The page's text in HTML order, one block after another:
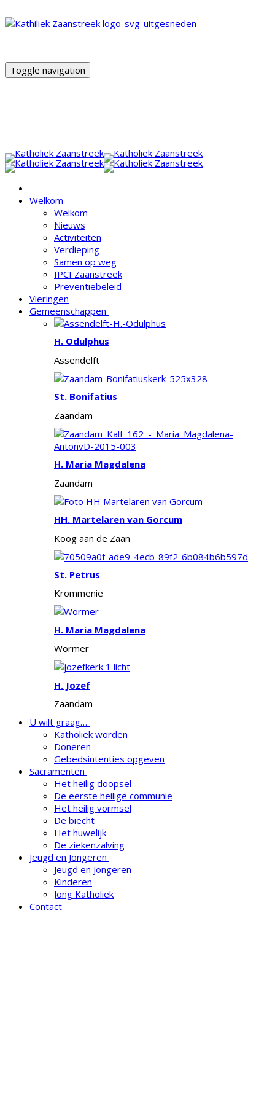
Toggle navigation
Welkom
Welkom
Nieuws
Activiteiten
Verdieping
Samen op weg
IPCI Zaanstreek
Preventiebeleid
Vieringen
Gemeenschappen
H. Odulphus
Assendelft
St. Bonifatius
Zaandam
H. Maria Magdalena
Zaandam
HH. Martelaren van Gorcum
Koog aan de Zaan
St. Petrus
Krommenie
H. Maria Magdalena
Wormer
H. Jozef
Zaandam
U wilt graag…
Katholiek worden
Doneren
Gebedsintenties opgeven
Sacramenten
Het heilig doopsel
De eerste heilige communie
Het heilig vormsel
De biecht
Het huwelijk
De ziekenzalving
Jeugd en Jongeren
Jeugd en Jongeren
Kinderen
Jong Katholiek
Contact